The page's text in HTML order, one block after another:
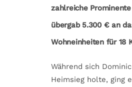
zahlreiche
übergab 5.300 € an
Wohneinheiten für 18
Während sich
Heimsieg holte, ging